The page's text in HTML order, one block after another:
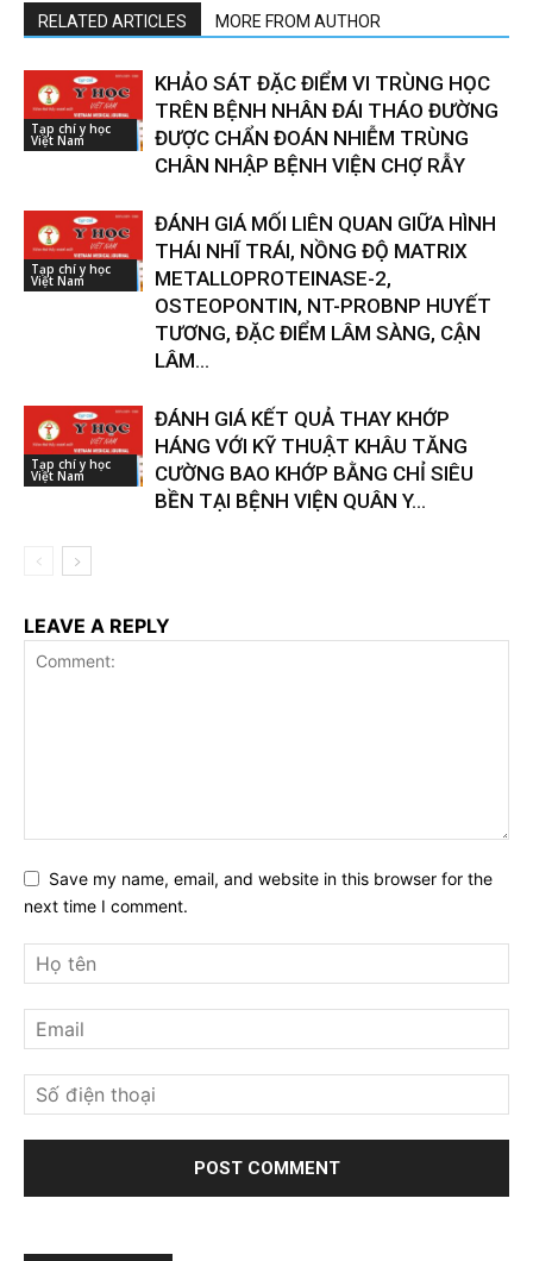
RELATED ARTICLES MORE FROM AUTHOR
Tạp chí y học
Việt Nam
KHẢO SÁT ĐẶC ĐIỂM VI TRÙNG HỌC
TRÊN BỆNH NHÂN ĐÁI THÁO ĐƯỜNG
ĐƯỢC CHẨN ĐOÁN NHIỄM TRÙNG
CHÂN NHẬP BỆNH VIỆN CHỢ RẪY
Tạp chí y học
Việt Nam
ĐÁNH GIÁ MỐI LIÊN QUAN GIỮA HÌNH
THÁI NHĨ TRÁI, NỒNG ĐỘ MATRIX
METALLOPROTEINASE-2,
OSTEOPONTIN, NT-PROBNP HUYẾT
TƯƠNG, ĐẶC ĐIỂM LÂM SÀNG, CẬN
LÂM...
Tạp chí y học
Việt Nam
ĐÁNH GIÁ KẾT QUẢ THAY KHỚP
HÁNG VỚI KỸ THUẬT KHÂU TĂNG
CƯỜNG BAO KHỚP BẰNG CHỈ SIÊU
BỀN TẠI BỆNH VIỆN QUÂN Y...
LEAVE A REPLY
Save my name, email, and website in this browser for the
next time I comment.